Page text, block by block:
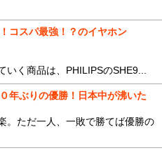
コスパ最強！？のイヤホン
いく商品は、PHILIPSのSHE9...
年ぶりの優勝！日本中が沸いた
。ただ一人、一敗で勝てば優勝の